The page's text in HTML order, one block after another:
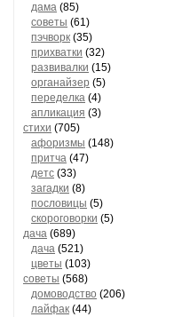
дама (85)
советы (61)
пэчворк (35)
прихватки (32)
развивалки (15)
органайзер (5)
переделка (4)
апликация (3)
стихи (705)
афоризмы (148)
притча (47)
детс (33)
загадки (8)
пословицы (5)
скороговорки (5)
дача (689)
дача (521)
цветы (103)
советы (568)
домоводство (206)
лайфак (44)